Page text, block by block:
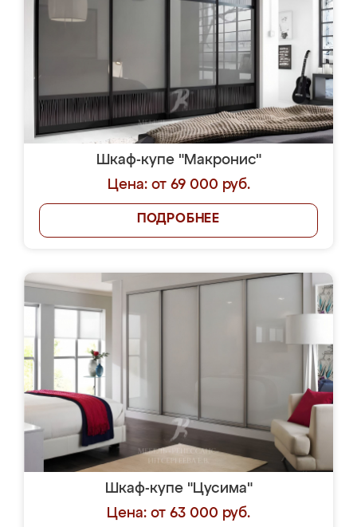
Шкаф-купе "Макронис"
Цена: от 69 000 руб.
ПОДРОБНЕЕ
Шкаф-купе "Цусима"
Цена: от 63 000 руб.